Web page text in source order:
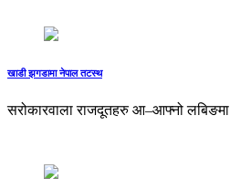
खाडी झगडामा नेपाल तटस्थ
सरोकारवाला राजदूतहरु आ–आफ्नो लबिङमा